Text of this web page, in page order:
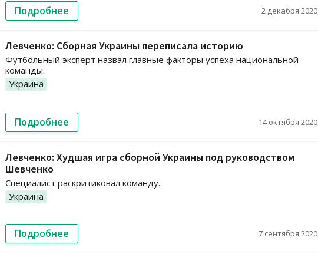
Подробнее 2 декабря
Левченко: Сборная Украины переписала историю
Футбольный эксперт назвал главные факторы успеха национальной
команды.
Украина
Подробнее 14 октября
Левченко: Худшая игра сборной Украины под руководством
Шевченко
Специалист раскритиковал команду.
Украина
Подробнее 7 сентября